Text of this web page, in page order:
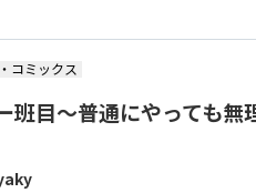
コミックス
班目～普通にやっても